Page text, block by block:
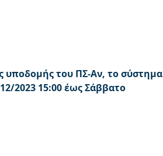
υποδομής του ΠΣ-Αν, το σύστημα
2023 15:00 έως Σάββατο